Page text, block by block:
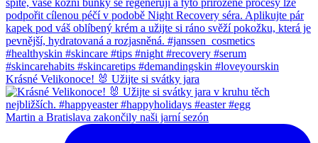
Krásné Velikonoce! 🐰 Užijte si svátky jara
Martin a Bratislava zakončily naši jarní sezón